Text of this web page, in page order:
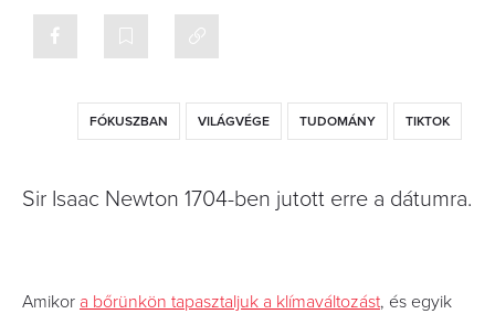
FÓKUSZBAN VILÁGVÉGE TUDOMÁNY TIKTOK
Sir Isaac Newton 1704-ben jutott erre a dátumra.
Amikor a bőrünkön tapasztaljuk a klímaváltozást, és egyik